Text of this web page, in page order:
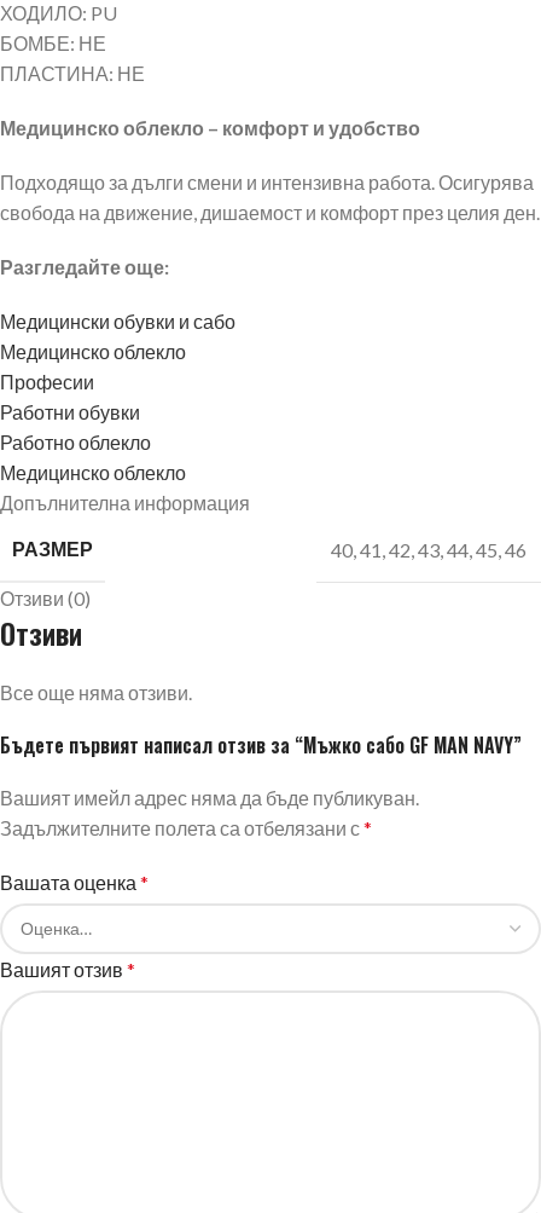
ХОДИЛО: PU
БОМБЕ: НЕ
ПЛАСТИНА: НЕ
Медицинско облекло – комфорт и удобство
Подходящо за дълги смени и интензивна работа. Осигурява
свобода на движение, дишаемост и комфорт през целия ден.
Разгледайте още:
Медицински обувки и сабо
Медицинско облекло
Професии
Работни обувки
Работно облекло
Медицинско облекло
Допълнителна информация
РАЗМЕР
40,41,42,43,44,45,46
Отзиви (0)
Отзиви
Все още няма отзиви.
Бъдете първият написал отзив за “Мъжко сабо GF MAN NAVY”
Вашият имейл адрес няма да бъде публикуван.
Задължителните полета са отбелязани с*
Вашата оценка *
Вашият отзив *